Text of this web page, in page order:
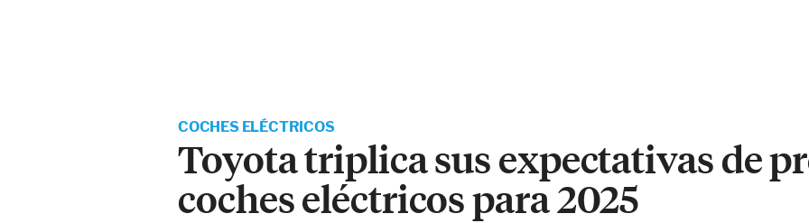
COCHES ELÉCTRICOS
Toyota triplica sus expectativas de
coches eléctricos para 2025